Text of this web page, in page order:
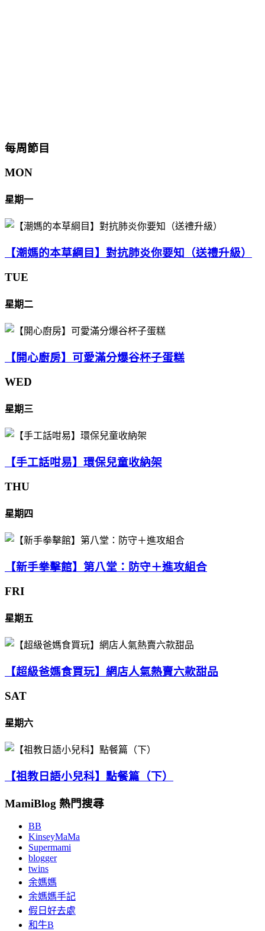
每周節目
MON
星期一
【潮媽的本草綱目】對抗肺炎你要知（送禮升級）
TUE
星期二
【開心廚房】可愛滿分爆谷杯子蛋糕
WED
星期三
【手工話咁易】環保兒童收納架
THU
星期四
【新手拳擊館】第八堂：防守＋進攻組合
FRI
星期五
【超級爸媽食買玩】網店人氣熱賣六款甜品
SAT
星期六
【祖教日語小兒科】點餐篇（下）
MamiBlog 熱門搜尋
BB
KinseyMaMa
Supermami
blogger
twins
余媽媽
余媽媽手記
假日好去處
和牛B